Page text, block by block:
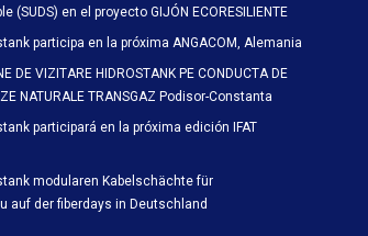
(SUDS) en el proyecto GIJÓN ECORESILIENTE
participa en la próxima ANGACOM, Alemania
DE VIZITARE HIDROSTANK PE CONDUCTA DE
NATURALE TRANSGAZ Podisor-Constanta
participará en la próxima edición IFAT
modularen Kabelschächte für
auf der fiberdays in Deutschland